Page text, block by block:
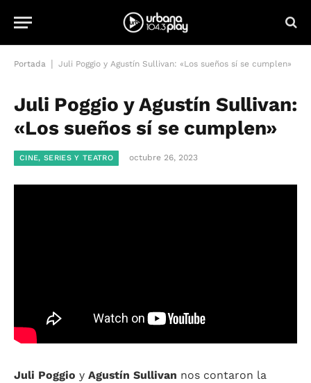
Portada Juli Poggio y Agustín Sullivan: «Los sueños sí se cumplen»
Juli Poggio y Agustín Sullivan:
«Los sueños sí se cumplen»
CINE, SERIES Y TEATRO octubre 26, 2023
Juli Poggio y Agustín Sullivan nos contaron la